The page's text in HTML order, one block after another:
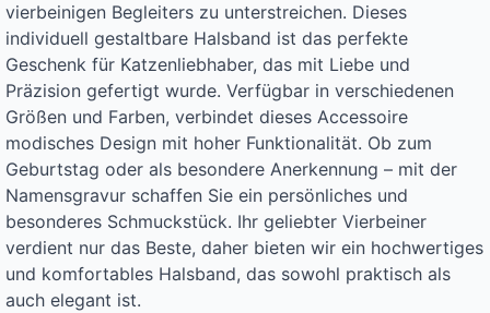
vierbeinigen Begleiters zu unterstreichen. Dieses
individuell gestaltbare Halsband ist das perfekte
Geschenk für Katzenliebhaber, das mit Liebe und
Präzision gefertigt wurde. Verfügbar in verschiedenen
Größen und Farben, verbindet dieses Accessoire
modisches Design mit hoher Funktionalität. Ob zum
Geburtstag oder als besondere Anerkennung – mit der
Namensgravur schaffen Sie ein persönliches und
besonderes Schmuckstück. Ihr geliebter Vierbeiner
verdient nur das Beste, daher bieten wir ein hochwertiges
und komfortables Halsband, das sowohl praktisch als
auch elegant ist.